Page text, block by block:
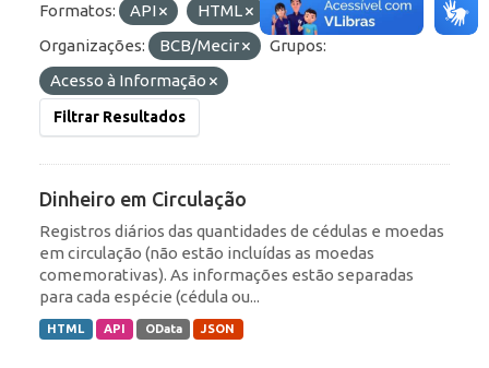
Formatos: API HTML
OData
Organizações:
BCB/Mecir
Grupos:
Acesso à Informação
Filtrar Resultados
Dinheiro em Circulação
Registros diários das quantidades de cédulas e moedas
em circulação (não estão incluídas as moedas
comemorativas). As informações estão separadas
para cada espécie (cédula ou...
HTML API OData JSON